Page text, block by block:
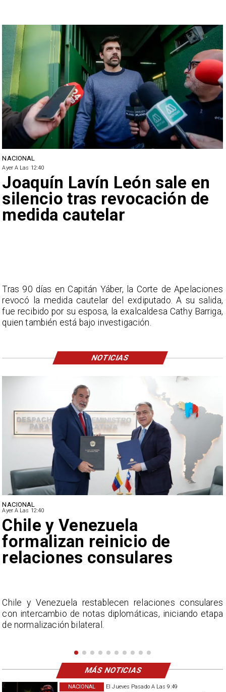
El Jueves Pasado A Las 9:49
NACIONAL
NACIONAL
Ayer A Las 12:40
Feriantes rechazan dichos
de Camila Flores sobre
Fabiola Campillai
La Confederación Nacional de Ferias Libres (ASOF)
considera inaceptable que se refieran a Fabiola
Campillai como 'señora de feria', expresión utilizada
NACIONAL
Ayer A Las 12:40
Joaquín Lavín León sale en
silencio tras revocación de
medida cautelar
Tras 90 días en Capitán Yáber, la Corte de Apelaciones
revocó la medida cautelar del exdiputado. A su salida,
fue recibido por su esposa, la exalcaldesa Cathy Barriga,
quien también está bajo investigación.
NOTICIAS
MÁS NOTICIAS